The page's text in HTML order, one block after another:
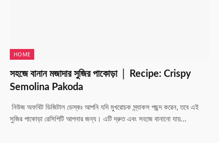
HOME
সহজে বানান মজাদার সুজির পাকোড়া │ Recipe: Crispy
Semolina Pakoda
নিউজ অফবিট ডিজিটাল ডেস্কঃ আপনি যদি মুখরোচক স্ন্যাকস পছন্দ করেন, তবে এই
সুজির পাকোড়া রেসিপিটি আপনার জন্য। এটি দ্রুত এবং সহজে বানানো যায়…